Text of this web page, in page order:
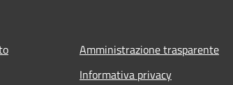
Amministrazione trasparente
Informativa privacy